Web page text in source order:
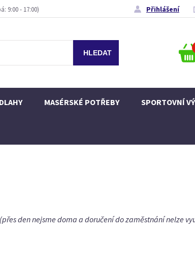
9:00 - 17:00) Přihlášení
MASÉRSKÉ POTŘEBY SPORTOVNÍ
den nejsme doma a doručení do zaměstnání nelze